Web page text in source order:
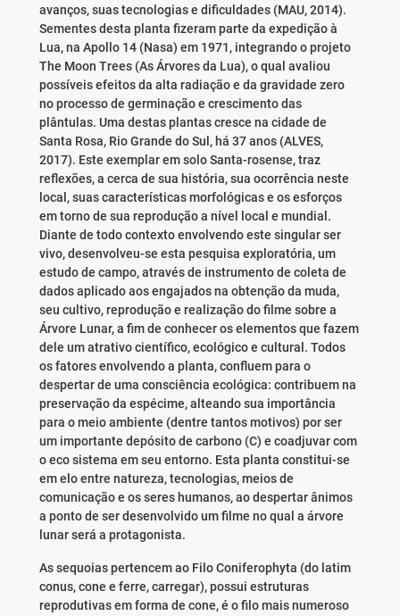
avanços, suas tecnologias e dificuldades (MAU, 2014).
Sementes desta planta fizeram parte da expedição à
Lua, na Apollo 14 (Nasa) em 1971, integrando o projeto
The Moon Trees (As Árvores da Lua), o qual avaliou
possíveis efeitos da alta radiação e da gravidade zero
no processo de germinação e crescimento das
plântulas. Uma destas plantas cresce na cidade de
Santa Rosa, Rio Grande do Sul, há 37 anos (ALVES,
2017). Este exemplar em solo Santa-rosense, traz
reflexões, a cerca de sua história, sua ocorrência neste
local, suas características morfológicas e os esforços
em torno de sua reprodução a nível local e mundial.
Diante de todo contexto envolvendo este singular ser
vivo, desenvolveu-se esta pesquisa exploratória, um
estudo de campo, através de instrumento de coleta de
dados aplicado aos engajados na obtenção da muda,
seu cultivo, reprodução e realização do filme sobre a
Árvore Lunar, a fim de conhecer os elementos que fazem
dele um atrativo científico, ecológico e cultural. Todos
os fatores envolvendo a planta, confluem para o
despertar de uma consciência ecológica: contribuem na
preservação da espécime, alteando sua importância
para o meio ambiente (dentre tantos motivos) por ser
um importante depósito de carbono (C) e coadjuvar com
o eco sistema em seu entorno. Esta planta constitui-se
em elo entre natureza, tecnologias, meios de
comunicação e os seres humanos, ao despertar ânimos
a ponto de ser desenvolvido um filme no qual a árvore
lunar será a protagonista.
As sequoias pertencem ao Filo Coniferophyta (do latim
conus, cone e ferre, carregar), possui estruturas
reprodutivas em forma de cone, é o filo mais numeroso